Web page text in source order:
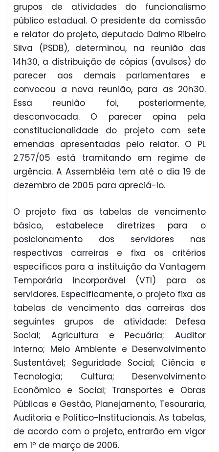
grupos de atividades do funcionalismo
público estadual. O presidente da comissão
e relator do projeto, deputado Dalmo Ribeiro
Silva (PSDB), determinou, na reunião das
14h30, a distribuição de cópias (avulsos) do
parecer aos demais parlamentares e
convocou a nova reunião, para as 20h30.
Essa reunião foi, posteriormente,
desconvocada. O parecer opina pela
constitucionalidade do projeto com sete
emendas apresentadas pelo relator. O PL
2.757/05 está tramitando em regime de
urgência. A Assembléia tem até o dia 19 de
dezembro de 2005 para apreciá-lo.
O projeto fixa as tabelas de vencimento
básico, estabelece diretrizes para o
posicionamento dos servidores nas
respectivas carreiras e fixa os critérios
específicos para a instituição da Vantagem
Temporária Incorporável (VTI) para os
servidores. Especificamente, o projeto fixa as
tabelas de vencimento das carreiras dos
seguintes grupos de atividade: Defesa
Social; Agricultura e Pecuária; Auditor
Interno; Meio Ambiente e Desenvolvimento
Sustentável; Seguridade Social; Ciência e
Tecnologia; Cultura; Desenvolvimento
Econômico e Social; Transportes e Obras
Públicas e Gestão, Planejamento, Tesouraria,
Auditoria e Político-Institucionais. As tabelas,
de acordo com o projeto, entrarão em vigor
em 1º de março de 2006.